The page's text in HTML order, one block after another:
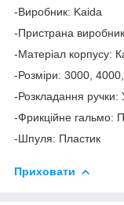
-Виробник: Kaida
-Пристрана
-Матеріал корпусу:
-Розміри: 3000,
-Розкладання ручки:
-Фрикційне гальмо:
-Шпуля: Пластик
Приховати